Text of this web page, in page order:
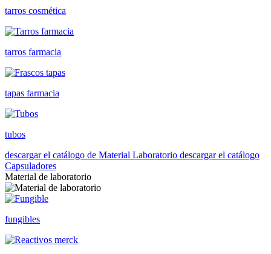
tarros cosmética
tarros farmacia
tapas farmacia
tubos
descargar el catálogo de Material Laboratorio descargar el catálogo
Capsuladores
Material de laboratorio
fungibles